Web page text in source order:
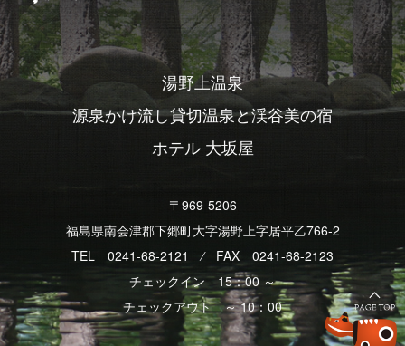
湯野上温泉
源泉かけ流し貸切温泉と渓谷美の宿
ホテル 大坂屋
〒969-5206
福島県南会津郡下郷町大字湯野上字居平乙766-2
TEL 0241-68-2121 ⁄ FAX 0241-68-2123
チェックイン 15：00 ～
チェックアウト ～ 10：00